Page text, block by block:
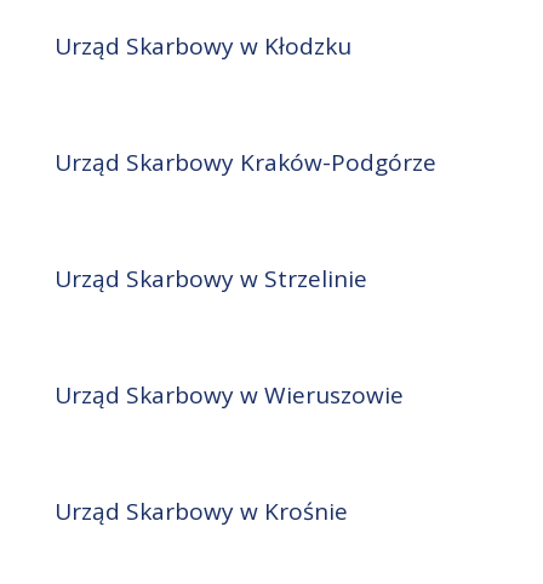
Urząd Skarbowy w Kłodzku
Urząd Skarbowy Kraków-Podgórze
Urząd Skarbowy w Strzelinie
Urząd Skarbowy w Wieruszowie
Urząd Skarbowy w Krośnie